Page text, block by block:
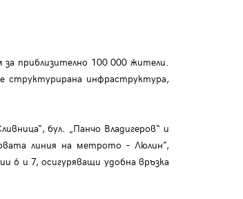
приблизително 100 000 жители.
структурирана инфраструктура,
бул. „Панчо Владигеров“ и
линия на метрото – Люлин”,
6 и 7, осигуряващи удобна връзка